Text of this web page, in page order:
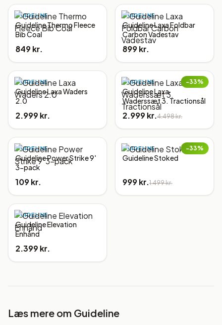
GUIDELINE
Guideline Thermo Fleece
Bib Coal
849 kr.
GUIDELINE
Guideline Laxa Foldbar
Carbon Vadestav
899 kr.
GUIDELINE
Guideline Laxa Waders
2.0
2.999 kr.
−33%
GUIDELINE
Guideline Laxa
Waderssæt 3. Tractionsål
2.999 kr.4.498 kr.
GUIDELINE
Guideline Power Strike 9'
3-pack
109 kr.
−33%
GUIDELINE
Guideline Stoked
999 kr.1.499 kr.
GUIDELINE
Guideline Elevation
Enhånd
2.399 kr.
Læs mere om Guideline